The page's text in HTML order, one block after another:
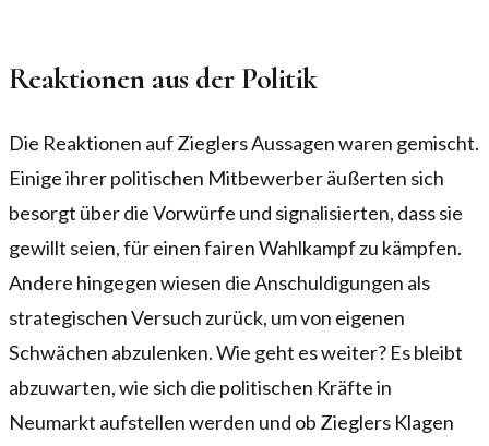
Reaktionen aus der Politik
Die Reaktionen auf Zieglers Aussagen waren gemischt.
Einige ihrer politischen Mitbewerber äußerten sich
besorgt über die Vorwürfe und signalisierten, dass sie
gewillt seien, für einen fairen Wahlkampf zu kämpfen.
Andere hingegen wiesen die Anschuldigungen als
strategischen Versuch zurück, um von eigenen
Schwächen abzulenken. Wie geht es weiter? Es bleibt
abzuwarten, wie sich die politischen Kräfte in
Neumarkt aufstellen werden und ob Zieglers Klagen